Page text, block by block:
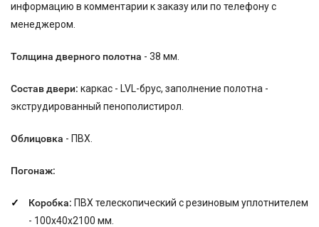
информацию в комментарии к заказу или по телефону с
менеджером.
Толщина дверного полотна - 38 мм.
Состав двери: каркас - LVL-брус, заполнение полотна -
экструдированный пенополистирол.
Облицовка - ПВХ.
Погонаж:
Коробка: ПВХ телескопический с резиновым уплотнителем
- 100х40х2100 мм.